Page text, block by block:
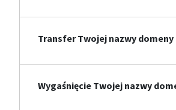
Transfer Twojej nazwy
Wygaśnięcie Twojej nazwy